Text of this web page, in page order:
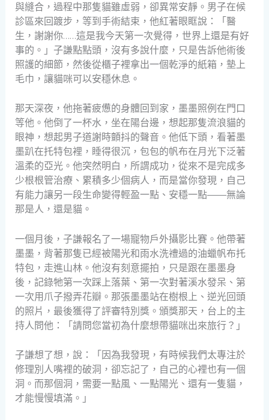
與縫合，過程中那隻貓雖虛弱，卻異常安靜。男子在候
診區來回踱步，等到手術結束，他紅著眼眶說：「醫
生，謝謝你……這是我今天第一次覺得，世界上還是有好
事的。」子謙點點頭，沒有多說什麼，只是告訴他術後
照護的細節，然後從櫃子裡拿出一個乾淨的紙箱，墊上
毛巾，讓貓咪可以安穩休息。
那天深夜，他拖著疲憊的身體回到家，墨墨照例在門口
等他。他倒了一杯水，坐在陽台邊，想起那隻流浪貓的
眼神，想起男子道謝時顫抖的聲音。他低下頭，看著墨
墨趴在托特包裡，睡得很沉，包包的帆布在月光下泛著
溫柔的亞光。他突然明白，所謂成功，從來不是完成多
少根根管治療、累積多少個病人，而是當你發現，自己
有能力讓另一段生命變得輕盈一點、安穩一點——無論
那是人，還是貓。
一個月後，子謙報名了一場寵物戶外攝影比賽。他帶著
墨墨，背著那隻已經被陽光和雨水洗禮過的油蠟帆布托
特包，走進山林。他沒有刻意擺拍，只是跟在墨墨身
後，記錄牠第一次踩上落葉、第一次對著溪水發呆、第
一次用爪子撥弄花瓣。那張墨墨站在樹根上、逆光回頭
的照片，最後獲得了評審特別獎。頒獎那天，台上的主
持人問他：「請問您當初為什麼想帶貓咪出來旅行？」
子謙想了想，說：「因為我發現，有時候我們太專注於
修理別人嘴裡的破洞，卻忘記了，自己的心裡也有一個
洞。而那個洞，需要一點風、一點陽光、還有一隻貓，
才能慢慢填滿。」